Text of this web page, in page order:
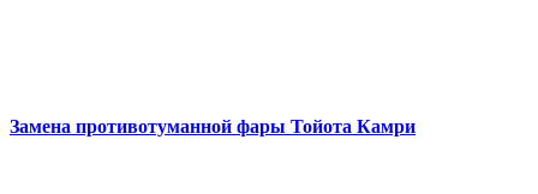
Замена противотуманной фары Тойота Камри